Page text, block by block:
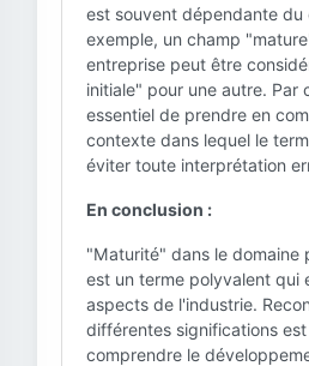
est souvent dépendante du
exemple, un champ
entreprise peut être
initiale" pour une autre. Par
essentiel de prendre en
contexte dans lequel le
éviter toute interprétation
En conclusion :
"Maturité" dans le domaine
est un terme polyvalent qui
aspects de l'industrie.
différentes significations
comprendre le